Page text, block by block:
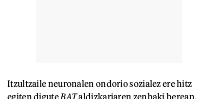
Itzultzaile neuronalen ondorio sozialez ere hitz
egiten diguteBATaldizkariaren zenbaki berean.